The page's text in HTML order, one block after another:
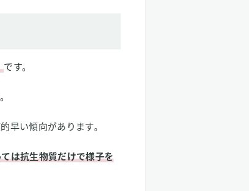
です。
早い傾向があります。
は抗生物質だけで様子を